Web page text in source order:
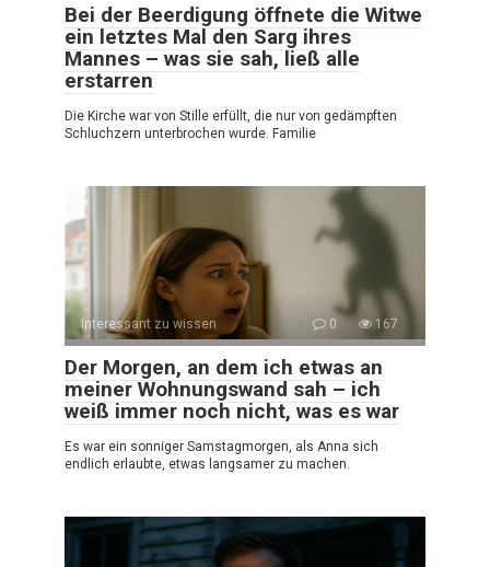
Bei der Beerdigung öffnete die Witwe
ein letztes Mal den Sarg ihres
Mannes – was sie sah, ließ alle
erstarren
Die Kirche war von Stille erfüllt, die nur von gedämpften
Schluchzern unterbrochen wurde. Familie
Interessant zu wissen 0 167
Der Morgen, an dem ich etwas an
meiner Wohnungswand sah – ich
weiß immer noch nicht, was es war
Es war ein sonniger Samstagmorgen, als Anna sich
endlich erlaubte, etwas langsamer zu machen.